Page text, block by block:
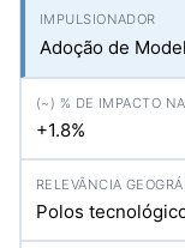
Adoção de
+1.8%
Polos